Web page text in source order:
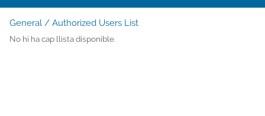
General / Authorized Users List
No hi ha cap llista disponible.